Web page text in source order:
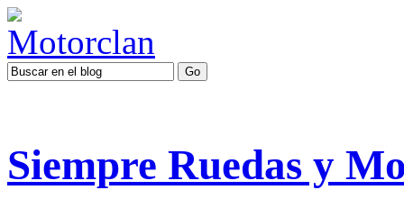
Siempre Ruedas y